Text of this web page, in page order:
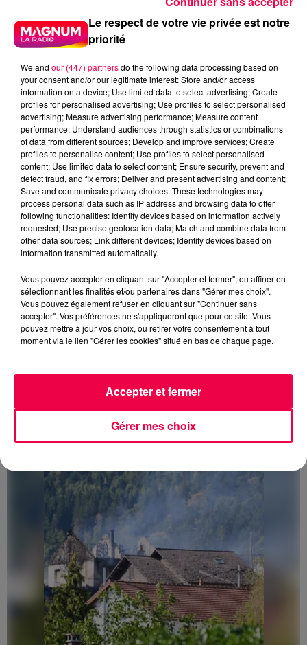
5 août 2026
Des assiettes Linvosges rappelées pour
excès de plomb
Du plomb a été détecté dans deux assiettes en
céramique vendues entre 2020 et 2022 par Linvosges.
PRÉVIFEUX : "il faut avoir une culture du risque"
dans les Vosges
Le respect de votre vie privée est notre
priorité
We and our (447) partnersdo the following data processing based on
your consent and/or our legitimate interest: Store and/or access
information on a device; Use limited data to select advertising; Create
profiles for personalised advertising; Use profiles to select personalised
advertising; Measure advertising performance; Measure content
performance; Understand audiences through statistics or combinations
of data from different sources; Develop and improve services; Create
profiles to personalise content; Use profiles to select personalised
content; Use limited data to select content; Ensure security, prevent and
detect fraud, and fix errors; Deliver and present advertising and content;
Save and communicate privacy choices. These technologies may
process personal data such as IP address and browsing data to offer
following functionalities: Identify devices based on information actively
requested; Use precise geolocation data; Match and combine data from
other data sources; Link different devices; Identify devices based on
information transmitted automatically.
Vous pouvez accepter en cliquant sur "Accepter et fermer", ou affiner en
sélectionnant les finalités et/ou partenaires dans "Gérer mes choix".
Vous pouvez également refuser en cliquant sur "Continuer sans
accepter". Vos préférences ne s'appliqueront que pour ce site. Vous
pouvez mettre à jour vos choix, ou retirer votre consentement à tout
moment via le lien "Gérer les cookies" situé en bas de chaque page.
Gérer mes choix
Accepter et fermer